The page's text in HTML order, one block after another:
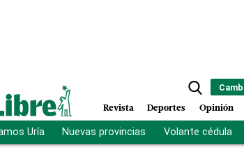
Revista Deportes Opinión
Uría Nuevas provincias Volante cédula